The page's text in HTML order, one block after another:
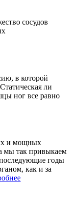
сосудов
в которой
ли
ног все равно
и мощных
мы так привыкаем
последующие годы
как и за